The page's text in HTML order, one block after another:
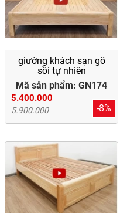
giường khách sạn gỗ
sồi tự nhiên
Mã sản phẩm: GN174
5.400.000
5.900.000 -8%